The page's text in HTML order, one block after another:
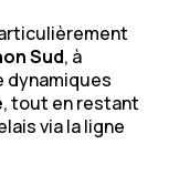
Sud, à
dynamiques
, tout en restant
via la ligne